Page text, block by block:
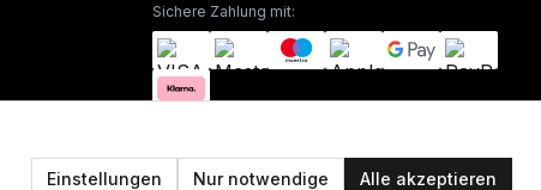
Einstellungen Nur notwendige Alle akzeptieren
Sichere Zahlung mit: